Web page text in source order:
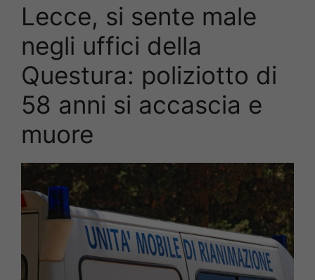
Lecce, si sente male
negli uffici della
Questura: poliziotto di
58 anni si accascia e
muore